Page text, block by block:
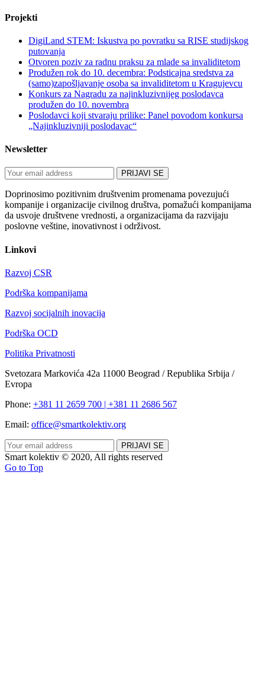
Projekti
DigiLand STEM: Iskustva po povratku sa RISE studijskog
putovanja
Otvoren poziv za radnu praksu za mlade sa invaliditetom
Produžen rok do 10. decembra: Podsticajna sredstva za
(samo)zapošljavanje osoba sa invaliditetom u Kragujevcu
Konkurs za Nagradu za najinkluzivnijeg poslodavca
produžen do 10. novembra
Poslodavci koji stvaraju prilike: Panel povodom konkursa
„Najinkluzivniji poslodavac“
Newsletter
Doprinosimo pozitivnim društvenim promenama povezujući
kompanije i organizacije civilnog društva, pomažući kompanijama
da usvoje društvene vrednosti, a organizacijama da razvijaju
poslovne veštine, inovativnost i održivost.
Linkovi
Razvoj CSR
Podrška kompanijama
Razvoj socijalnih inovacija
Podrška OCD
Politika Privatnosti
Svetozara Markovića 42a 11000 Beograd / Republika Srbija /
Evropa
Phone: +381 11 2659 700 | +381 11 2686 567
Email: office@smartkolektiv.org
Smart kolektiv © 2020, All rights reserved
Go to Top